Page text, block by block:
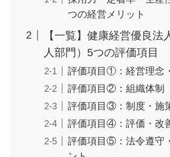
「健康経営優良法人認
と目的
採用力・定着率・生産
る3つの経営メリット
【一覧】健康経営優良法
人部門）5つの評価項目
評価項目①：経営理念
評価項目②：組織体制
評価項目③：制度・施